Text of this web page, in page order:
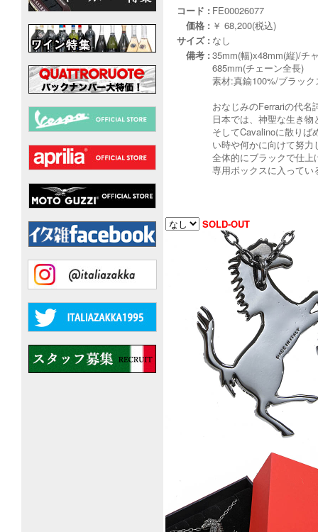
コード : FE00026077
価格 : ￥ 68,200(税込)
サイズ : なし
備考 : 35mm(幅)x48mm(縦)/チ
685mm(チェーン全長)
素材:真鍮100%/ブラッ
おなじみのFerrariの代
日本では、神聖な生き
そしてCavalinoに散りば
い時や何かに向けて努
全体的にブラックで仕
専用ボックスに入って
SOLD-OUT